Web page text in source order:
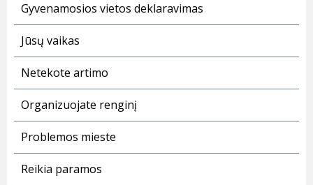
Gyvenamosios vietos deklaravimas
Jūsų vaikas
Netekote artimo
Organizuojate renginį
Problemos mieste
Reikia paramos